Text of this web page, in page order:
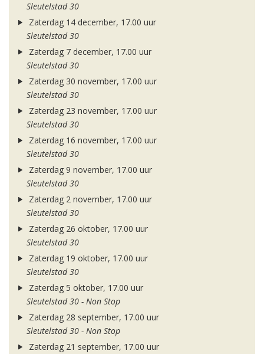
Sleutelstad 30
Zaterdag 14 december, 17.00 uur
Sleutelstad 30
Zaterdag 7 december, 17.00 uur
Sleutelstad 30
Zaterdag 30 november, 17.00 uur
Sleutelstad 30
Zaterdag 23 november, 17.00 uur
Sleutelstad 30
Zaterdag 16 november, 17.00 uur
Sleutelstad 30
Zaterdag 9 november, 17.00 uur
Sleutelstad 30
Zaterdag 2 november, 17.00 uur
Sleutelstad 30
Zaterdag 26 oktober, 17.00 uur
Sleutelstad 30
Zaterdag 19 oktober, 17.00 uur
Sleutelstad 30
Zaterdag 5 oktober, 17.00 uur
Sleutelstad 30 - Non Stop
Zaterdag 28 september, 17.00 uur
Sleutelstad 30 - Non Stop
Zaterdag 21 september, 17.00 uur